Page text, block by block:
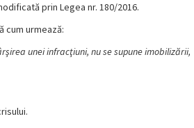
prin Legea nr. 180/2016.
cum urmează:
unei infracţiuni, nu se supune imobilizării,